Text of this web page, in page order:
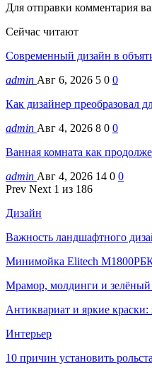
Для отправки комментария
Сейчас читают
Современный дизайн в
admin Авг 6, 2026 5 0 0
Как дизайнер преобразовал
admin Авг 4, 2026 8 0 0
Ванная комната как
admin Авг 4, 2026 14 0 0
Prev Next 1 из 186
Дизайн
Важность ландшафтного
Минимойка Elitech
Мрамор, молдинги и
Антиквариат и яркие
Интерьер
10 причин установить